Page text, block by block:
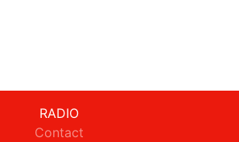
RADIO
Contact